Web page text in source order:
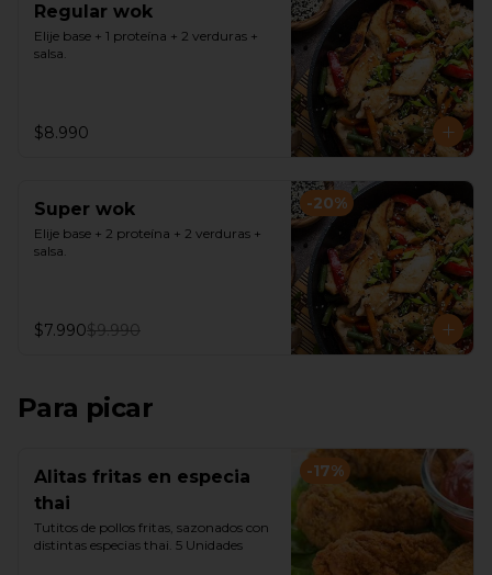
Regular wok
Elije base + 1 proteína + 2 verduras +
salsa.
$8.990
-20%
Super wok
Elije base + 2 proteína + 2 verduras +
salsa.
$7.990$9.990
Para picar
-17%
Alitas fritas en especia
thai
Tutitos de pollos fritas, sazonados con
distintas especias thai. 5 Unidades